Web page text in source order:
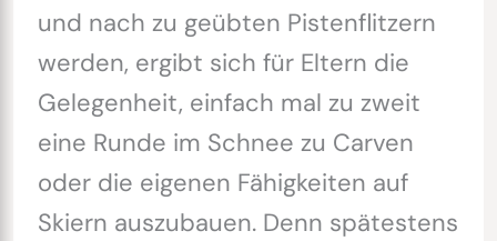
und nach zu geübten Pistenflitzern
werden, ergibt sich für Eltern die
Gelegenheit, einfach mal zu zweit
eine Runde im Schnee zu Carven
oder die eigenen Fähigkeiten auf
Skiern auszubauen. Denn spätestens